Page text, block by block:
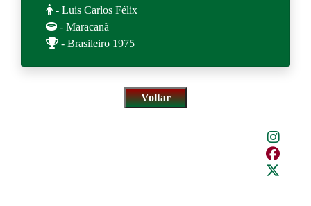
- Luis Carlos Félix
- Maracanã
- Brasileiro 1975